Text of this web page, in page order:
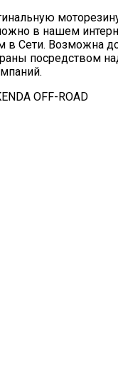
в нашем
в Сети. Возможна
посредством